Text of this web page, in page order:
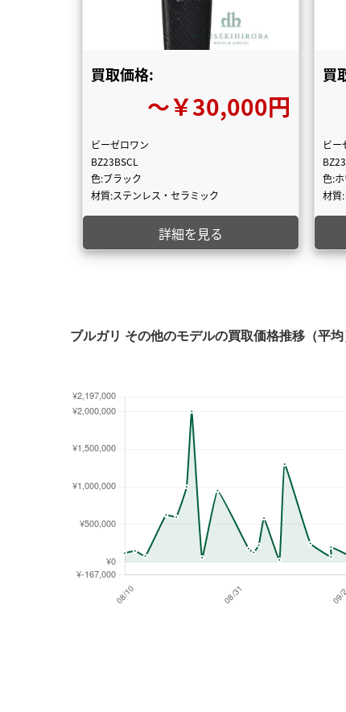
買取価格:
〜￥30,000円
ビーゼロワン
BZ23BSCL
色:ブラック
材質:ステンレス・セラミック
詳細を見る
買
ビー
色:
材質
ブルガリ その他のモデルの買取価格推移（平均